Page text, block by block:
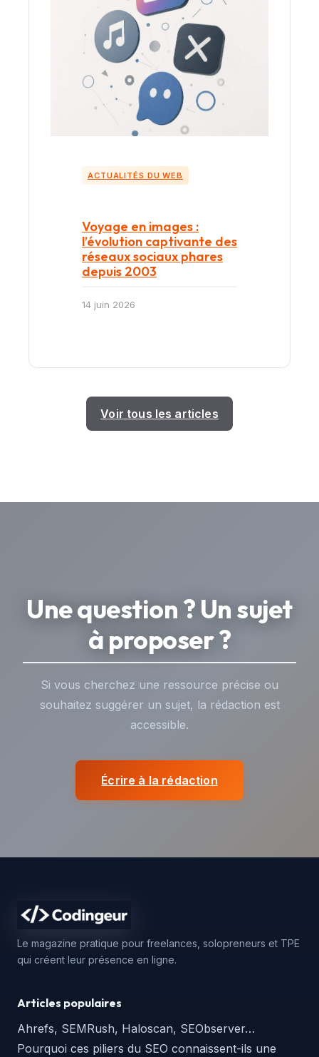
ACTUALITÉS DU WEB
Voyage en images :
l’évolution captivante des
réseaux sociaux phares
depuis 2003
14 juin 2026
Voir tous les articles
Une question ? Un sujet
à proposer ?
Si vous cherchez une ressource précise ou
souhaitez suggérer un sujet, la rédaction est
accessible.
Écrire à la rédaction
Le magazine pratique pour freelances, solopreneurs et TPE
qui créent leur présence en ligne.
Articles populaires
Ahrefs, SEMRush, Haloscan, SEObserver…
Pourquoi ces piliers du SEO connaissent-ils une